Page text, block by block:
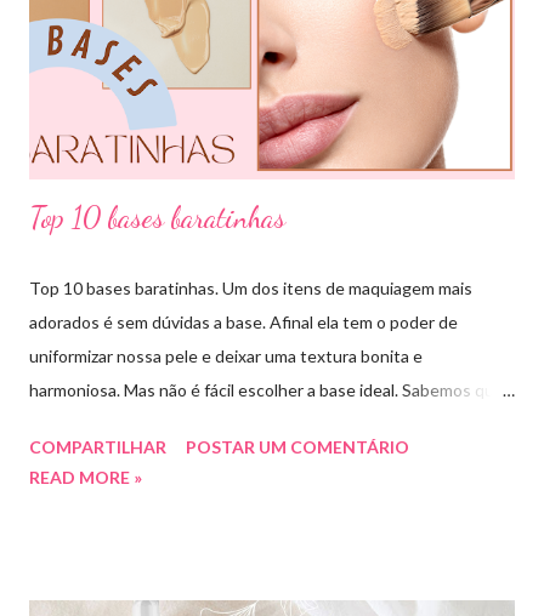
círculo cromático: COMBINAÇÃO MONOCROMÁTICA: uma
única cor ou a combinação de tom sobre tom (entre variação de
claro e escuro dessa mesma cor). COMBINAÇÃO ANÁLOGA:
Top 10 bases baratinhas
Top 10 bases baratinhas. Um dos itens de maquiagem mais
adorados é sem dúvidas a base. Afinal ela tem o poder de
uniformizar nossa pele e deixar uma textura bonita e
harmoniosa. Mas não é fácil escolher a base ideal. Sabemos que
hoje eu trouxe uma top lista com 10 bases nacionais com ótimo
COMPARTILHAR
POSTAR UM COMENTÁRIO
READ MORE »